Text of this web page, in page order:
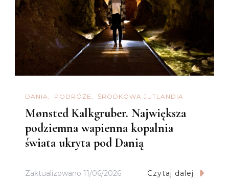
DANIA PODRÓŻE ŚRODKOWA JUTLANDIA
Mønsted Kalkgruber. Największa
podziemna wapienna kopalnia
świata ukryta pod Danią
Zaktualizowano 11/06/2026 Czytaj dalej